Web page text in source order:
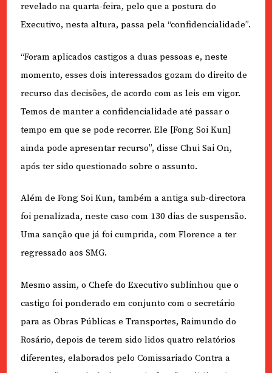
revelado na quarta-feira, pelo que a postura do
Executivo, nesta altura, passa pela “confidencialidade”.
“Foram aplicados castigos a duas pessoas e, neste
momento, esses dois interessados gozam do direito de
recurso das decisões, de acordo com as leis em vigor.
Temos de manter a confidencialidade até passar o
tempo em que se pode recorrer. Ele [Fong Soi Kun]
ainda pode apresentar recurso”, disse Chui Sai On,
após ter sido questionado sobre o assunto.
Além de Fong Soi Kun, também a antiga sub-directora
foi penalizada, neste caso com 130 dias de suspensão.
Uma sanção que já foi cumprida, com Florence a ter
regressado aos SMG.
Mesmo assim, o Chefe do Executivo sublinhou que o
castigo foi ponderado em conjunto com o secretário
para as Obras Públicas e Transportes, Raimundo do
Rosário, depois de terem sido lidos quatro relatórios
diferentes, elaborados pelo Comissariado Contra a